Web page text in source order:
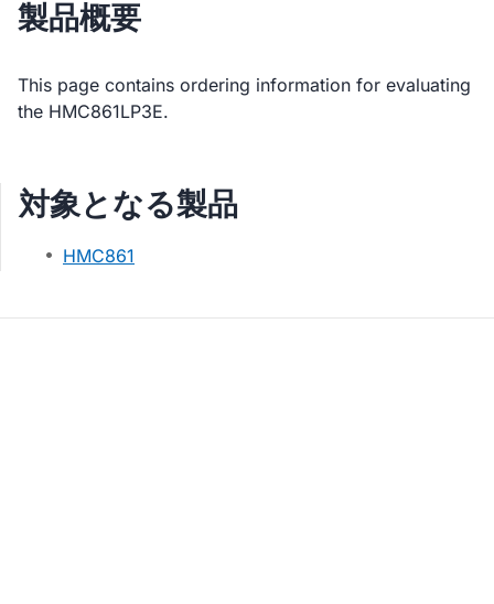
製品概要
This page contains ordering information for evaluating
the HMC861LP3E.
対象となる製品
HMC861